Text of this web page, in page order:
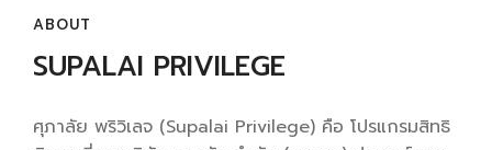
ABOUT
SUPALAI PRIVILEGE
ศุภาลัย พริวิเลจ (Supalai Privilege) คือ โปรแกรมสิทธิ